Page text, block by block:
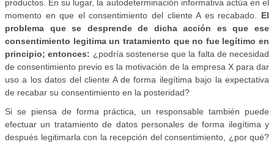
productos. En su lugar, la autodeterminación informativa actúa en el
momento en que el consentimiento del cliente A es recabado.
El
problema que se desprende de dicha acción es que ese
consentimiento legitima un tratamiento que no fue legítimo en
principio; entonces: ¿podría sostenerse que la falta de necesidad
de consentimiento previo es la motivación de la empresa X para dar
uso a los datos del cliente A de forma ilegítima bajo la expectativa
de recabar su consentimiento en la posteridad?
Si se piensa de forma práctica, un responsable también puede
efectuar un tratamiento de datos personales de forma ilegítima y
después legitimarla con la recepción del consentimiento, ¿por qué?